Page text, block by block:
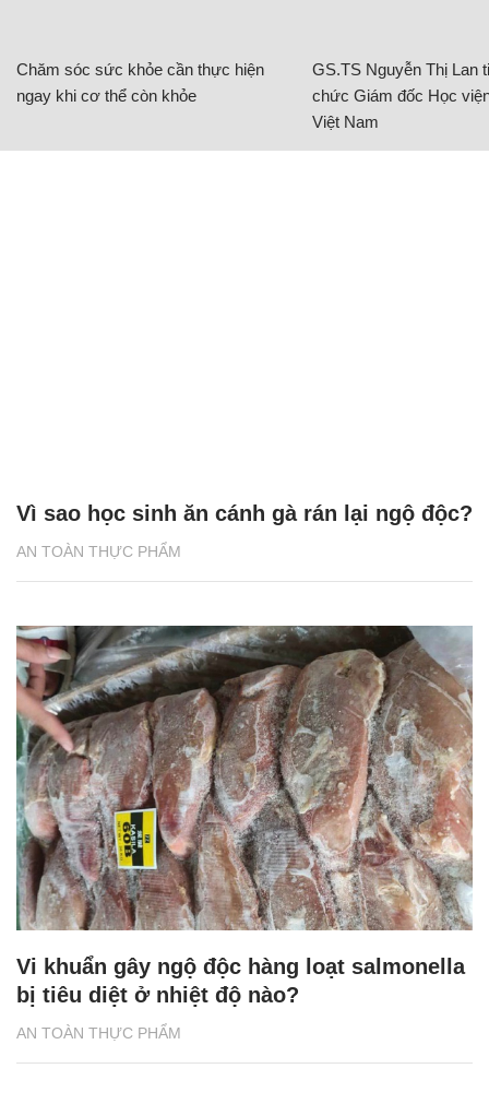
Chăm sóc sức khỏe cần thực hiện
ngay khi cơ thể còn khỏe
GS.TS Nguyễn Thị Lan
chức Giám đốc Học
Việt Nam
AN TOÀN THỰC PHẨM
Vì sao học sinh ăn cánh gà rán lại ngộ độc?
AN TOÀN THỰC PHẨM
Vi khuẩn gây ngộ độc hàng loạt salmonella
bị tiêu diệt ở nhiệt độ nào?